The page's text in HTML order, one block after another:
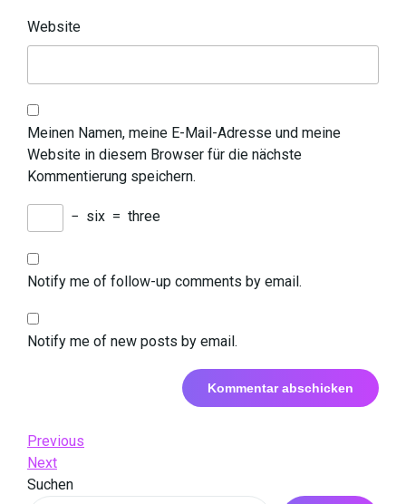
Website
Meinen Namen, meine E-Mail-Adresse und meine
Website in diesem Browser für die nächste
Kommentierung speichern.
− six = three
Notify me of follow-up comments by email.
Notify me of new posts by email.
Beitrags-
Navigation
Previous
Post
Previous
Next
Post
Next
Suchen